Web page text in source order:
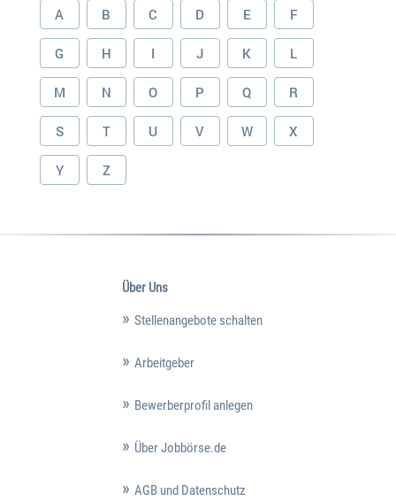
A B C D E F
G H I J K L
M N O P Q R
S T U V W X
Y Z
Über Uns
Stellenangebote schalten
Arbeitgeber
Bewerberprofil anlegen
Über Jobbörse.de
AGB und Datenschutz